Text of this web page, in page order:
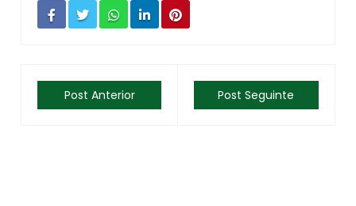
Post Anterior Post Seguinte